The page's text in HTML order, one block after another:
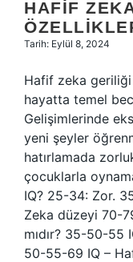
HAFIF
Tarih: Eylül 8, 2024
Hafif zeka
hayatta temel
Gelişimlerinde
yeni şeyler
hatırlamada
çocuklarla
IQ? 25-34: Zor.
Zeka düzeyi 70-
mıdır? 35-50-55
50-55-69 IQ –